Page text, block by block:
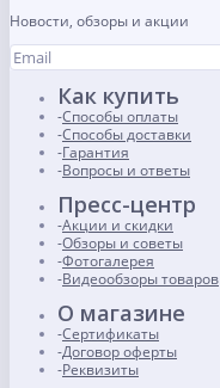
Новости, обзоры и акции
Как купить
Способы оплаты
Способы доставки
Гарантия
Вопросы и ответы
Пресс-центр
Акции и скидки
Обзоры и советы
Фотогалерея
Видеообзоры товаров
О магазине
Сертификаты
Договор оферты
Реквизиты